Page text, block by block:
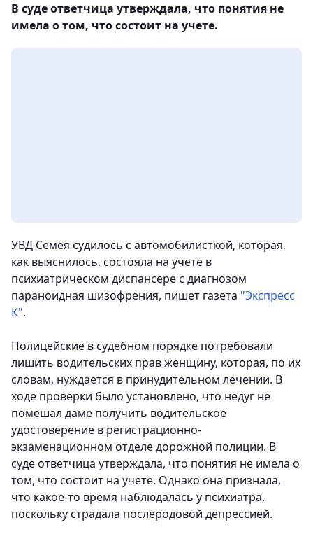
В суде ответчица утверждала, что понятия не
имела о том, что состоит на учете.
УВД Семея судилось с автомобилисткой, которая,
как выяснилось, состояла на учете в
психиатрическом диспансере с диагнозом
параноидная шизофрения, пишет газета "Экспресс
К".
Полицейские в судебном порядке потребовали
лишить водительских прав женщину, которая, по их
словам, нуждается в принудительном лечении. В
ходе проверки было установлено, что недуг не
помешал даме получить водительское
удостоверение в регистрационно-
экзаменационном отделе дорожной полиции. В
суде ответчица утверждала, что понятия не имела о
том, что состоит на учете. Однако она признала,
что какое-то время наблюдалась у психиатра,
поскольку страдала послеродовой депрессией.